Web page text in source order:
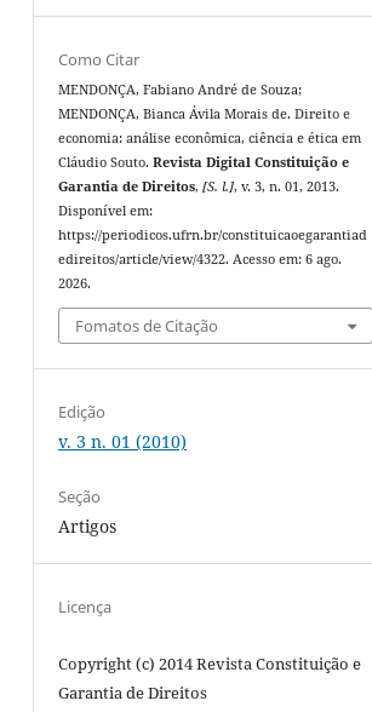
Como Citar
MENDONÇA, Fabiano André de Souza;
MENDONÇA, Bianca Ávila Morais de. Direito e
economia: análise econômica, ciência e ética em
Cláudio Souto.Revista Digital Constituição e
Garantia de Direitos,[S. l.], v. 3, n. 01, 2013.
Disponível em:
https://periodicos.ufrn.br/constituicaoegarantiad
edireitos/article/view/4322. Acesso em: 6 ago.
2026.
Fomatos de Citação
Edição
v. 3 n. 01 (2010)
Seção
Artigos
Licença
Copyright (c) 2014 Revista Constituição e
Garantia de Direitos